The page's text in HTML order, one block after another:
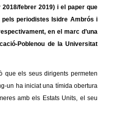
febrer 2019) i el paper que
periodistes Isidre Ambrós i
en el marc d’una
Poblenou de la Universitat
que els seus dirigents permeten
un ha iniciat una tímida obertura
amb els Estats Units, el seu